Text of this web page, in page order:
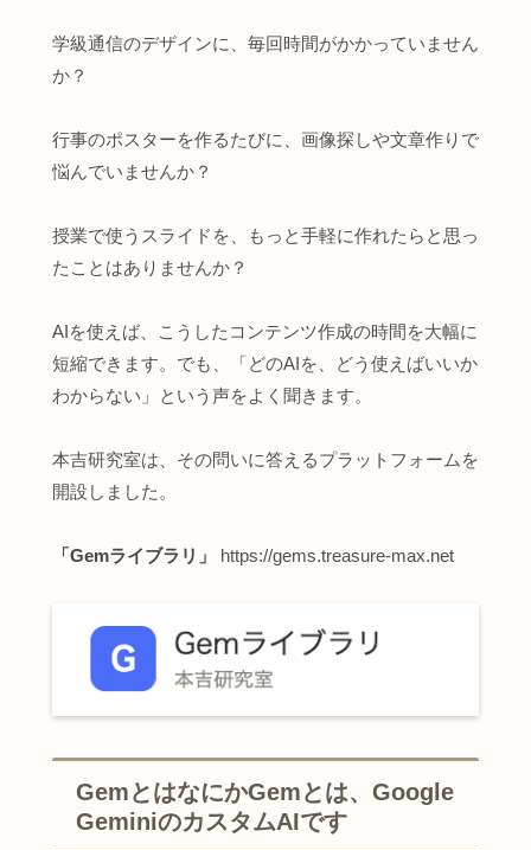
学級通信のデザインに、毎回時間がかかっていません
か？
行事のポスターを作るたびに、画像探しや文章作りで
悩んでいませんか？
授業で使うスライドを、もっと手軽に作れたらと思っ
たことはありませんか？
AIを使えば、こうしたコンテンツ作成の時間を大幅に
短縮できます。でも、「どのAIを、どう使えばいいか
わからない」という声をよく聞きます。
本吉研究室は、その問いに答えるプラットフォームを
開設しました。
「Gemライブラリ」 https://gems.treasure-max.net
GemとはなにかGemとは、Google
GeminiのカスタムAIです